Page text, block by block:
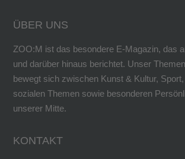
ÜBER UNS
ZOO:M ist das besondere E-Magazin, das
und darüber hinaus berichtet. Unser
bewegt sich zwischen Kunst & Kultur,
sozialen Themen sowie besonderen
unserer Mitte.
KONTAKT